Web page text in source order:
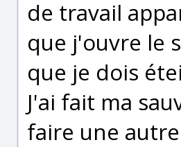
de travail
que j'ouvre le
que je dois
J'ai fait ma
faire une